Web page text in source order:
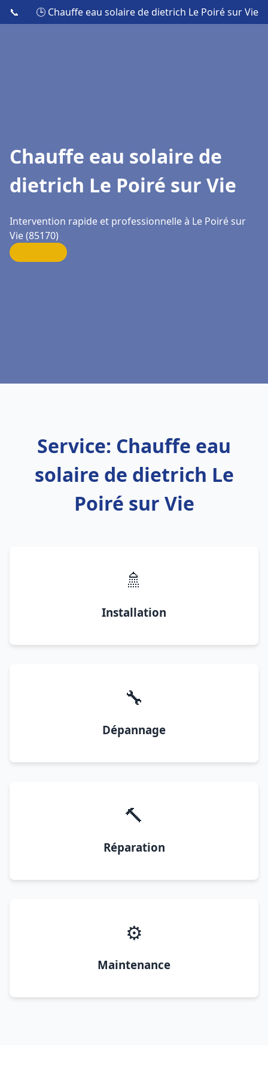
📞 🕒 Chauffe eau solaire de dietrich Le Poiré sur Vie
Chauffe eau solaire de
dietrich Le Poiré sur Vie
Intervention rapide et professionnelle à Le Poiré sur
Vie (85170)
Service: Chauffe eau
solaire de dietrich Le
Poiré sur Vie
🚿
Installation
🔧
Dépannage
🔨
Réparation
⚙️
Maintenance